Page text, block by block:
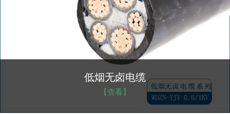
NGA-BTLY防火电缆
【查看】